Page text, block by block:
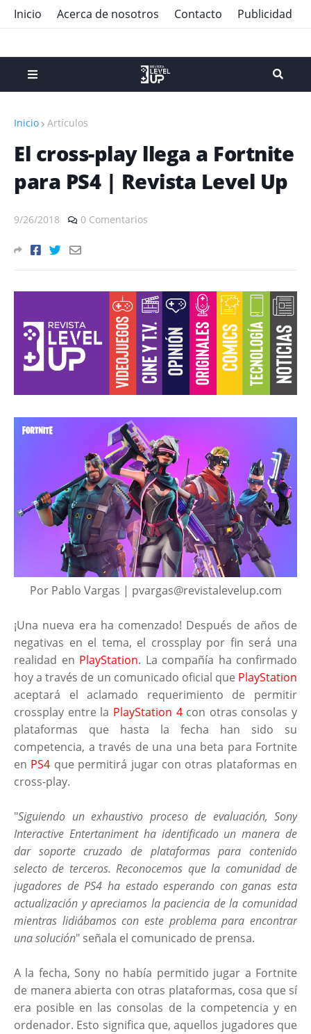
Inicio Acerca de nosotros Contacto Publicidad
Inicio Artículos
El cross-play llega a Fortnite
para PS4 | Revista Level Up
9/26/2018 0 Comentarios
Por Pablo Vargas | pvargas@revistalevelup.com
¡Una nueva era ha comenzado! Después de años de
negativas en el tema, el crossplay por fin será una
realidad en PlayStation. La compañía ha confirmado
hoy a través de un comunicado oficial que PlayStation
aceptará el aclamado requerimiento de permitir
crossplay entre la PlayStation 4con otras consolas y
plataformas que hasta la fecha han sido su
competencia, a través de una una beta para Fortnite
en PS4 que permitirá jugar con otras plataformas en
cross-play.
"Siguiendo un exhaustivo proceso de evaluación, Sony
Interactive Entertaniment ha identificado un manera de
dar soporte cruzado de plataformas para contenido
selecto de terceros. Reconocemos que la comunidad de
jugadores de PS4 ha estado esperando con ganas esta
actualización y apreciamos la paciencia de la comunidad
mientras lidiábamos con este problema para encontrar
una solución" señala el comunicado de prensa.
A la fecha, Sony no había permitido jugar a Fortnite
de manera abierta con otras plataformas, cosa que sí
era posible en las consolas de la competencia y en
ordenador. Esto significa que, aquellos jugadores que